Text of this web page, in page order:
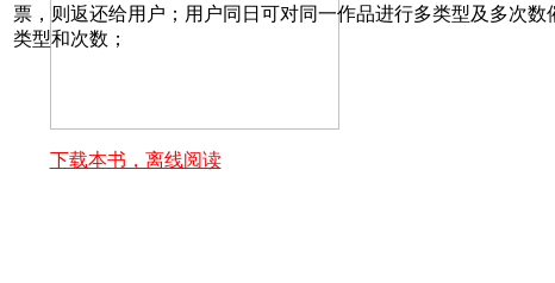
票，则返还给用户；用户同日可对同一作品进行多类型及多次数
类型和次数；
下载本书，离线阅读